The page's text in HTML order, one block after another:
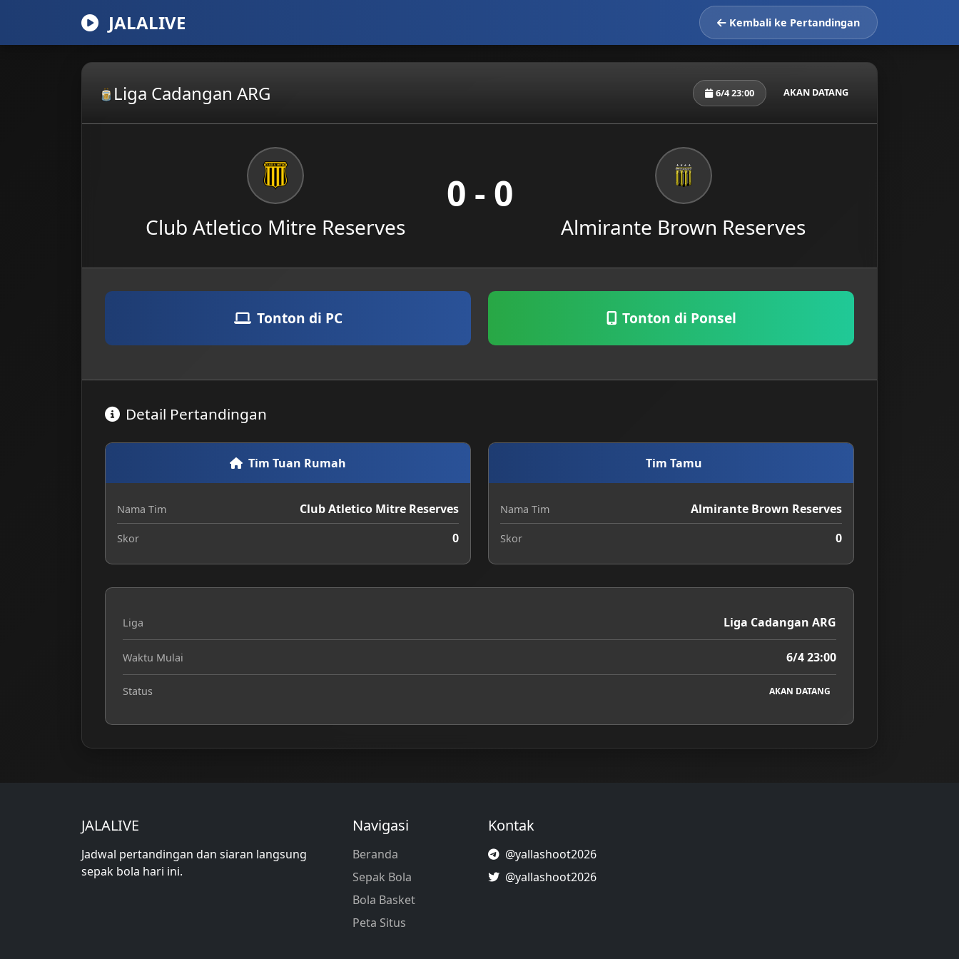
JALALIVE Kembali ke Pertandingan
Liga Cadangan ARG 6/4 23:00 AKAN DATANG
Club Atletico Mitre Reserves
0 - 0
Almirante Brown Reserves
Tonton di PC Tonton di Ponsel
Detail Pertandingan
Tim Tuan Rumah
Nama Tim Club Atletico Mitre Reserves
Skor 0
Tim Tamu
Nama Tim Almirante Brown Reserves
Skor 0
Liga Liga Cadangan ARG
Waktu Mulai 6/4 23:00
Status AKAN DATANG
JALALIVE
Jadwal pertandingan dan siaran langsung
sepak bola hari ini.
Navigasi
Beranda
Sepak Bola
Bola Basket
Peta Situs
Kontak
@yallashoot2026
@yallashoot2026